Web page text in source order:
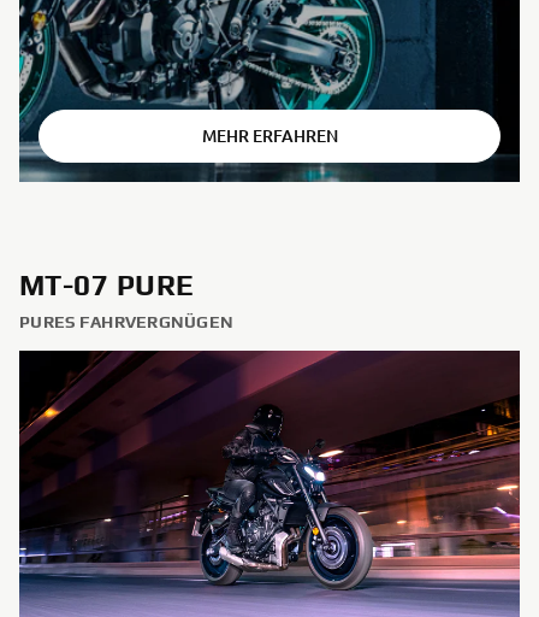
⠀
MEHR ERFAHREN
MT-07 PURE
PURES FAHRVERGNÜGEN